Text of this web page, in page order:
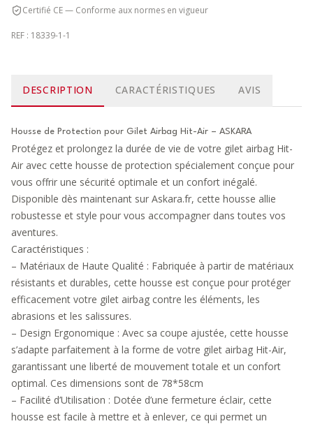
Certifié CE — Conforme aux normes en vigueur
REF : 18339-1-1
DESCRIPTION CARACTÉRISTIQUES AVIS
Housse de Protection pour Gilet Airbag Hit-Air – ASKARA
Protégez et prolongez la durée de vie de votre gilet airbag Hit-
Air avec cette housse de protection spécialement conçue pour
vous offrir une sécurité optimale et un confort inégalé.
Disponible dès maintenant sur Askara.fr, cette housse allie
robustesse et style pour vous accompagner dans toutes vos
aventures.
Caractéristiques :
– Matériaux de Haute Qualité : Fabriquée à partir de matériaux
résistants et durables, cette housse est conçue pour protéger
efficacement votre gilet airbag contre les éléments, les
abrasions et les salissures.
– Design Ergonomique : Avec sa coupe ajustée, cette housse
s’adapte parfaitement à la forme de votre gilet airbag Hit-Air,
garantissant une liberté de mouvement totale et un confort
optimal. Ces dimensions sont de 78*58cm
– Facilité d’Utilisation : Dotée d’une fermeture éclair, cette
housse est facile à mettre et à enlever, ce qui permet un